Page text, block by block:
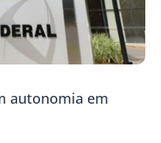
autonomia em